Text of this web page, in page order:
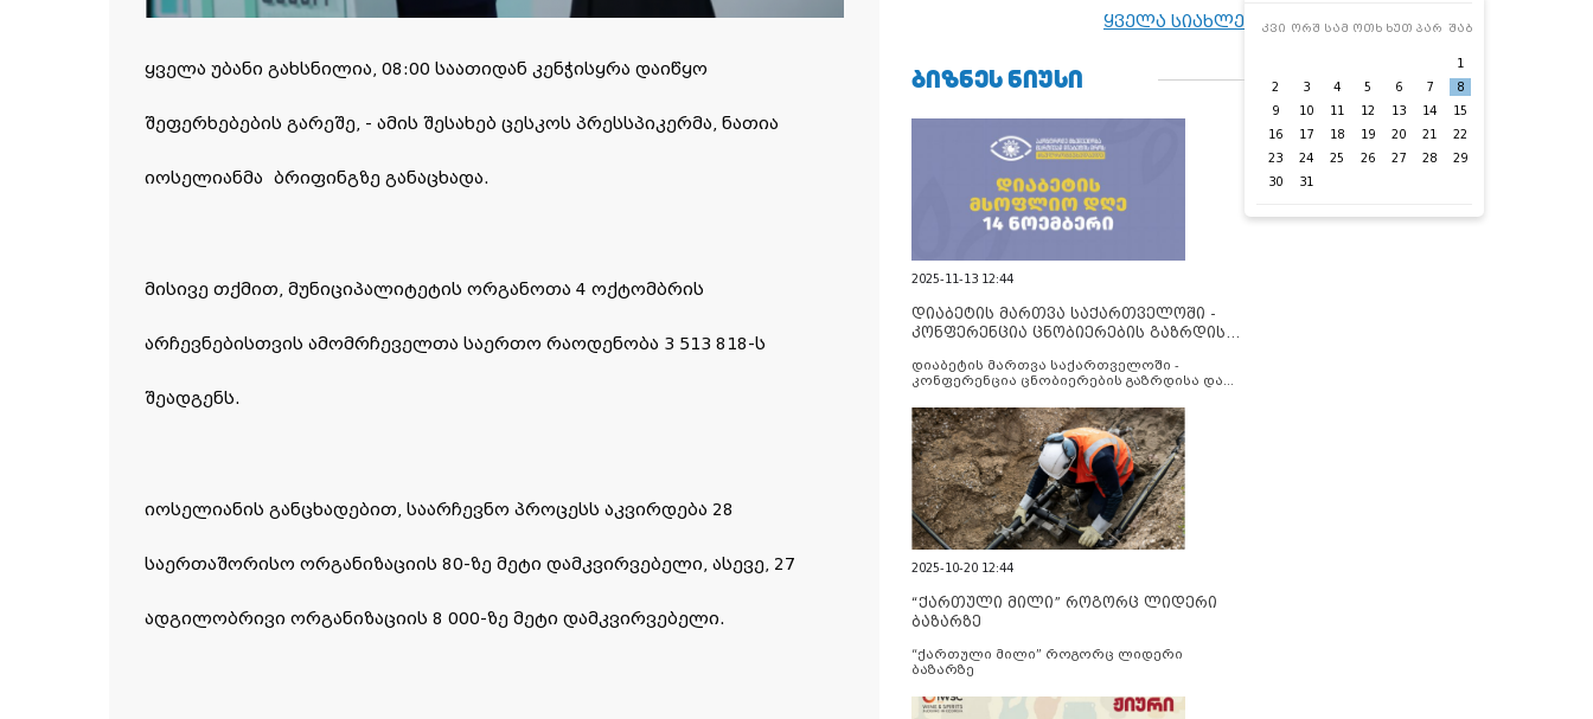
ყველა უბანი გახსნილია, 08:00 საათიდან კენჭისყრა დაიწყო
შეფერხებების გარეშე, - ამის შესახებ ცესკოს პრესსპიკერმა, ნათია
იოსელიანმა ბრიფინგზე განაცხადა.
მისივე თქმით, მუნიციპალიტეტის ორგანოთა 4 ოქტომბრის
არჩევნებისთვის ამომრჩეველთა საერთო რაოდენობა 3 513 818-ს
შეადგენს.
იოსელიანის განცხადებით, საარჩევნო პროცესს აკვირდება 28
საერთაშორისო ორგანიზაციის 80-ზე მეტი დამკვირვებელი, ასევე, 27
ადგილობრივი ორგანიზაციის 8 000-ზე მეტი დამკვირვებელი.
ყველა სიახლე
ᲑᲘᲖᲜᲔᲡ ᲜᲘᲣᲡᲘ
2025-11-13 12:44
დიაბეტის მართვა საქართველოში -
კონფერენცია ცნობიერების გაზრდისა
დიაბეტის მართვა საქართველოში -
კონფერენცია ცნობიერების გაზრდისა და
2025-10-20 12:44
“ქართული მილი” როგორც ლიდერი
ბაზარზე
“ქართული მილი” როგორც ლიდერი
ბაზარზე
კვი ორშ სამ ოთხ ხუთ პარ შაბ
1
2
3 4 5 6 7
8
9
10 11 12 13 14
15
16
17 18 19 20 21
22
23
24 25 26 27 28
29
30
31